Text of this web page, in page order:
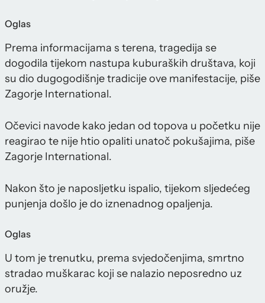
Oglas
Prema informacijama s terena, tragedija se
dogodila tijekom nastupa kuburaških društava, koji
su dio dugogodišnje tradicije ove manifestacije, piše
Zagorje International.
Očevici navode kako jedan od topova u početku nije
reagirao te nije htio opaliti unatoč pokušajima, piše
Zagorje International.
Nakon što je naposljetku ispalio, tijekom sljedećeg
punjenja došlo je do iznenadnog opaljenja.
Oglas
U tom je trenutku, prema svjedočenjima, smrtno
stradao muškarac koji se nalazio neposredno uz
oružje.